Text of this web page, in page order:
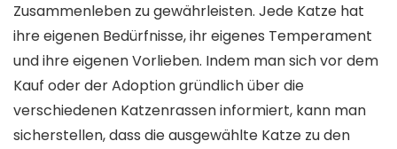
Zusammenleben zu gewährleisten. Jede Katze hat
ihre eigenen Bedürfnisse, ihr eigenes Temperament
und ihre eigenen Vorlieben. Indem man sich vor dem
Kauf oder der Adoption gründlich über die
verschiedenen Katzenrassen informiert, kann man
sicherstellen, dass die ausgewählte Katze zu den